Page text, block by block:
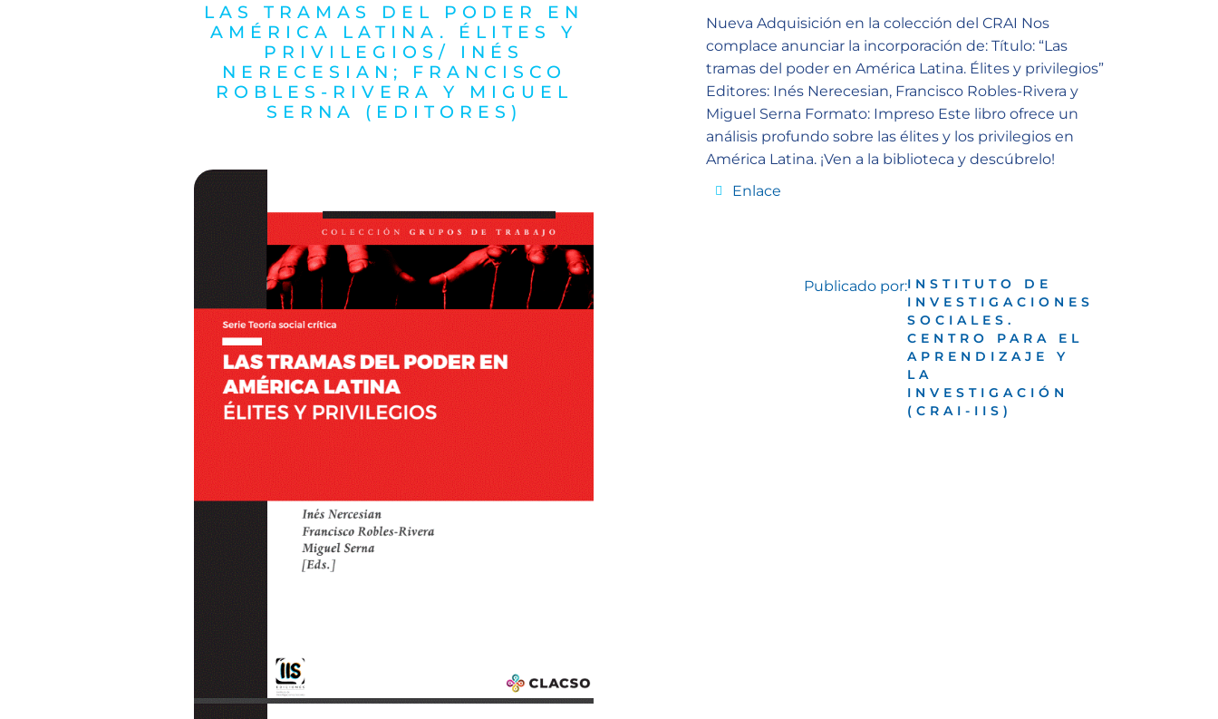
LAS TRAMAS DEL PODER EN
AMÉRICA LATINA. ÉLITES Y
PRIVILEGIOS/ INÉS
NERECESIAN; FRANCISCO
ROBLES-RIVERA Y MIGUEL
SERNA (EDITORES)
Nueva Adquisición en la colección del CRAI Nos
complace anunciar la incorporación de: Título: “Las
tramas del poder en América Latina. Élites y privilegios”
Editores: Inés Nerecesian, Francisco Robles-Rivera y
Miguel Serna Formato: Impreso Este libro ofrece un
análisis profundo sobre las élites y los privilegios en
América Latina. ¡Ven a la biblioteca y descúbrelo!
Enlace
Publicado por:INSTITUTO DE
INVESTIGACIONES
SOCIALES.
CENTRO PARA EL
APRENDIZAJE Y
LA
INVESTIGACIÓN
(CRAI-IIS)